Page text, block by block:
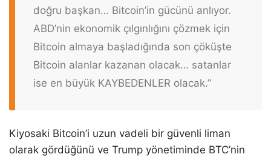
doğru başkan… Bitcoin’in gücünü anlıyor.
ABD’nin ekonomik çılgınlığını çözmek için
Bitcoin almaya başladığında son çöküşte
Bitcoin alanlar kazanan olacak… satanlar
ise en büyük KAYBEDENLER olacak.”
Kiyosaki Bitcoin’i uzun vadeli bir güvenli liman
olarak gördüğünü ve Trump yönetiminde BTC’nin